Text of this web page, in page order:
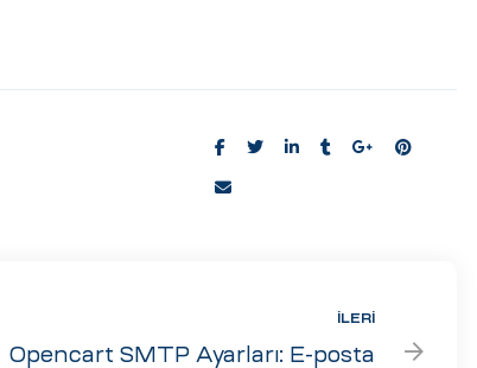
Share:
İLERI
Opencart SMTP Ayarları: E-posta